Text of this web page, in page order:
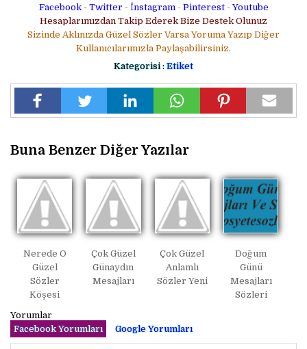
Facebook- Twitter - İnstagram- Pinterest- Youtube
Hesaplarımızdan Takip Ederek Bize Destek Olunuz
Sizinde Aklınızda Güzel Sözler Varsa Yoruma Yazıp Diğer
Kullanıcılarımızla Paylaşabilirsiniz.
Kategorisi : Etiket
Buna Benzer Diğer Yazılar
Nerede O
Güzel
Sözler
Köşesi
Çok Güzel
Günaydın
Mesajları
Çok Güzel
Anlamlı
Sözler Yeni
Doğum
Günü
Mesajları
Sözleri
Yorumlar
Facebook Yorumları
Google Yorumları